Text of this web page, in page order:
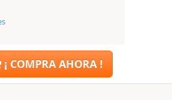
¡ COMPRA AHORA !